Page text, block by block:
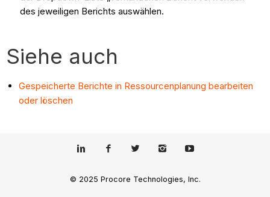
des jeweiligen Berichts auswählen.
Siehe auch
Gespeicherte Berichte in Ressourcenplanung bearbeiten
oder löschen
© 2025 Procore Technologies, Inc.